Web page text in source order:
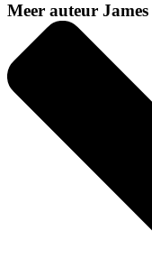
Meer auteur